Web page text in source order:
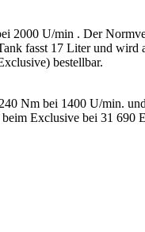
2000 U/min . Der
fasst 17 Liter und
bestellbar.
Nm bei 1400 U/min.
Exclusive bei 31 690